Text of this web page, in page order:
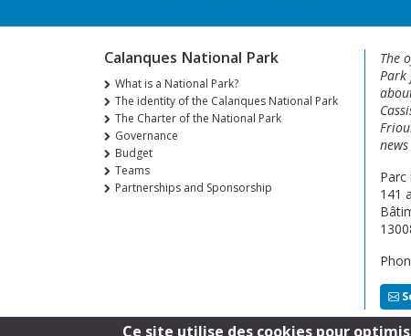
Calanques National Park
What is a National Park?
The identity of the Calanques National Park
The Charter of the National Park
Governance
Budget
Teams
Partnerships and Sponsorship
The
Park
news
Parc
141
Ce site utilise des cookies pour